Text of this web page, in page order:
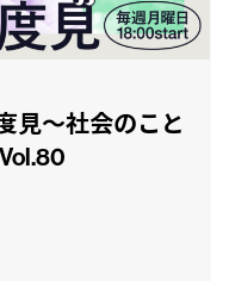
〜社会のこと